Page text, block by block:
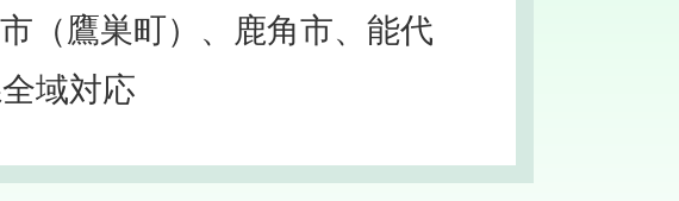
（鷹巣町）、鹿角市、能代
域対応